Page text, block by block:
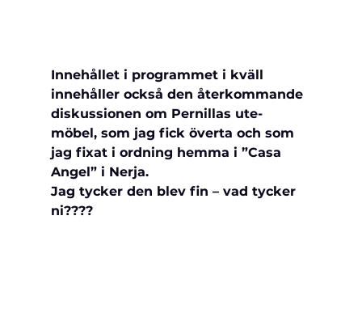
Innehållet i programmet i kväll
innehåller också den återkommande
diskussionen om Pernillas ute-
möbel, som jag fick överta och som
jag fixat i ordning hemma i ”Casa
Angel” i Nerja.
Jag tycker den blev fin – vad tycker
ni????